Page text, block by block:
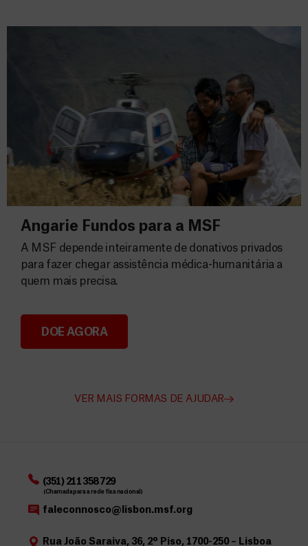
Angarie Fundos para a MSF
Angarie Fundos para a MSF
A MSF depende inteiramente de donativos privados
para fazer chegar assistência médica-humanitária a
quem mais precisa.
DOE AGORA
VER MAIS FORMAS DE AJUDAR
(351) 211 358 729
(Chamada para a rede fixa nacional)
faleconnosco@lisbon.msf.org
Rua João Saraiva, 36, 2º Piso, 1700-250 – Lisboa